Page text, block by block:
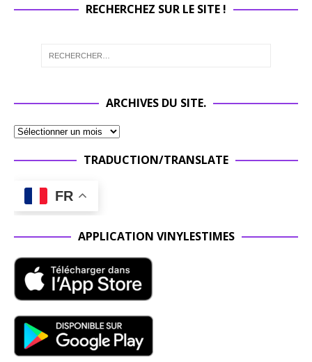
RECHERCHEZ SUR LE SITE !
ARCHIVES DU SITE.
TRADUCTION/TRANSLATE
FR
APPLICATION VINYLESTIMES